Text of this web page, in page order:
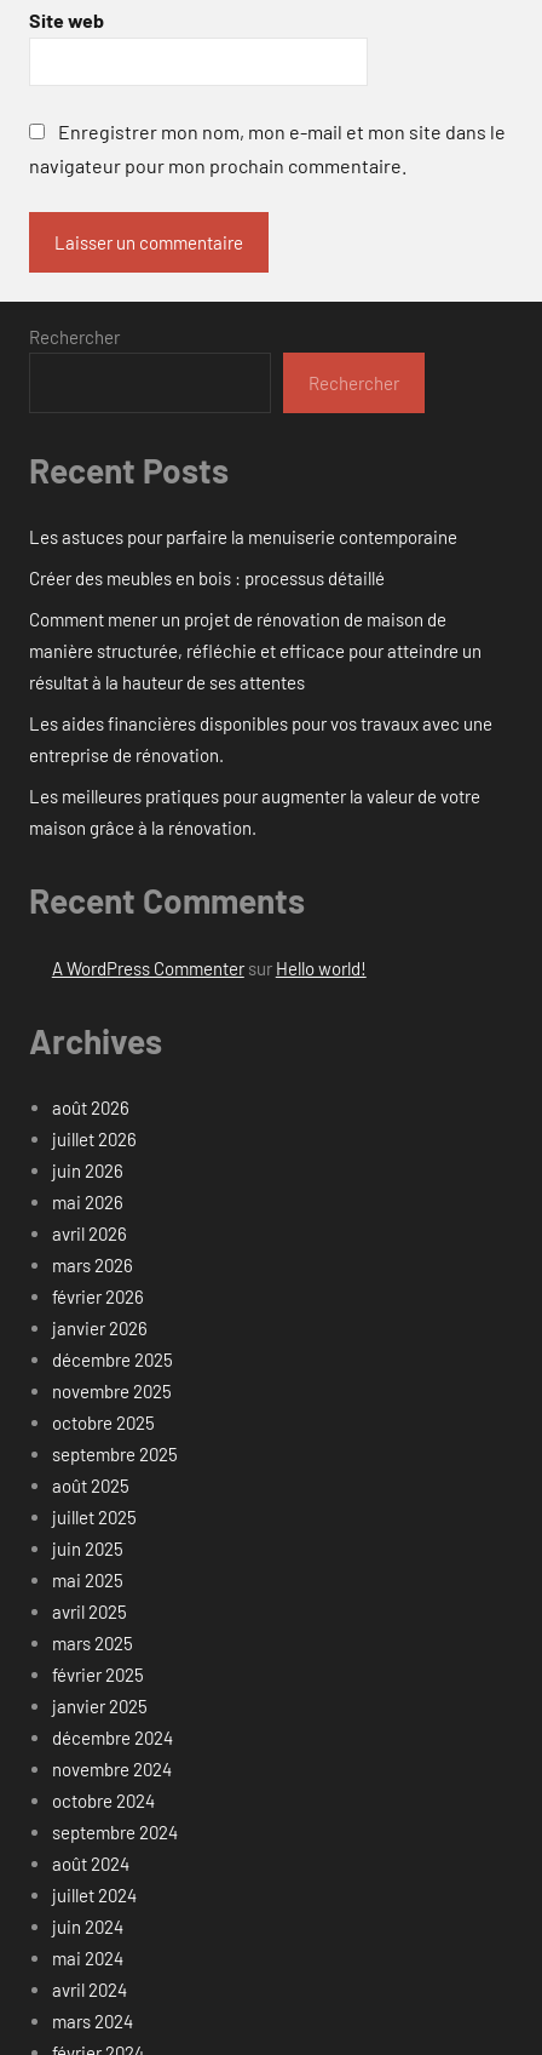
Site web
Enregistrer mon nom, mon e-mail et mon site dans le
navigateur pour mon prochain commentaire.
Rechercher
Rechercher
Recent Posts
Les astuces pour parfaire la menuiserie contemporaine
Créer des meubles en bois : processus détaillé
Comment mener un projet de rénovation de maison de
manière structurée, réfléchie et efficace pour atteindre un
résultat à la hauteur de ses attentes
Les aides financières disponibles pour vos travaux avec une
entreprise de rénovation.
Les meilleures pratiques pour augmenter la valeur de votre
maison grâce à la rénovation.
Recent Comments
A WordPress Commentersur Hello world!
Archives
août 2026
juillet 2026
juin 2026
mai 2026
avril 2026
mars 2026
février 2026
janvier 2026
décembre 2025
novembre 2025
octobre 2025
septembre 2025
août 2025
juillet 2025
juin 2025
mai 2025
avril 2025
mars 2025
février 2025
janvier 2025
décembre 2024
novembre 2024
octobre 2024
septembre 2024
août 2024
juillet 2024
juin 2024
mai 2024
avril 2024
mars 2024